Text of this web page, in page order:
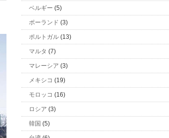
ベルギー (5)
ポーランド (3)
ポルトガル (13)
マルタ (7)
マレーシア (3)
メキシコ (19)
モロッコ (16)
ロシア (3)
韓国 (5)